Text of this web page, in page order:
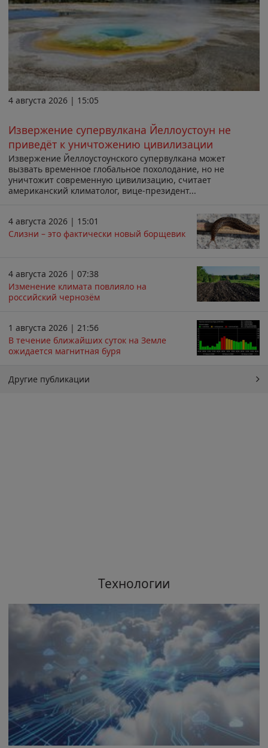
4 августа 2026 | 15:05
Извержение супервулкана Йеллоустоун не
приведёт к уничтожению цивилизации
Извержение Йеллоустоунского супервулкана может
вызвать временное глобальное похолодание, но не
уничтожит современную цивилизацию, считает
американский климатолог, вице-президент...
4 августа 2026 | 15:01
Слизни – это фактически новый борщевик
4 августа 2026 | 07:38
Изменение климата повлияло на
российский чернозём
1 августа 2026 | 21:56
В течение ближайших суток на Земле
ожидается магнитная буря
Другие публикации
Технологии